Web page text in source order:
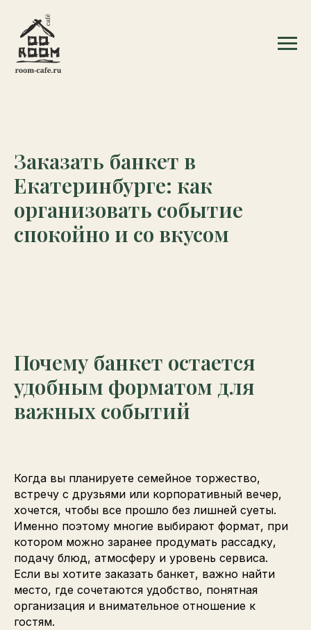
Заказать банкет в
Екатеринбурге: как
организовать событие
спокойно и со вкусом
Почему банкет остается
удобным форматом для
важных событий
Когда вы планируете семейное торжество,
встречу с друзьями или корпоративный вечер,
хочется, чтобы все прошло без лишней суеты.
Именно поэтому многие выбирают формат, при
котором можно заранее продумать рассадку,
подачу блюд, атмосферу и уровень сервиса.
Если вы хотите заказать банкет, важно найти
место, где сочетаются удобство, понятная
организация и внимательное отношение к
гостям.